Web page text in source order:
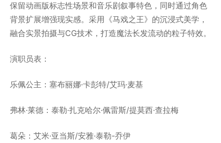
保留动画版标志性场景和音乐剧叙事特色，同时通过角色
背景扩展增强现实感。采用《马戏之王》的沉浸式美学，
融合实景拍摄与CG技术，打造魔法长发流动的粒子特效。
演职员表：
乐佩公主：塞布丽娜·卡彭特/艾玛·麦基
弗林·莱德：泰勒·扎克哈尔·佩雷斯/提莫西·查拉梅
葛朵：艾米·亚当斯/安雅·泰勒-乔伊